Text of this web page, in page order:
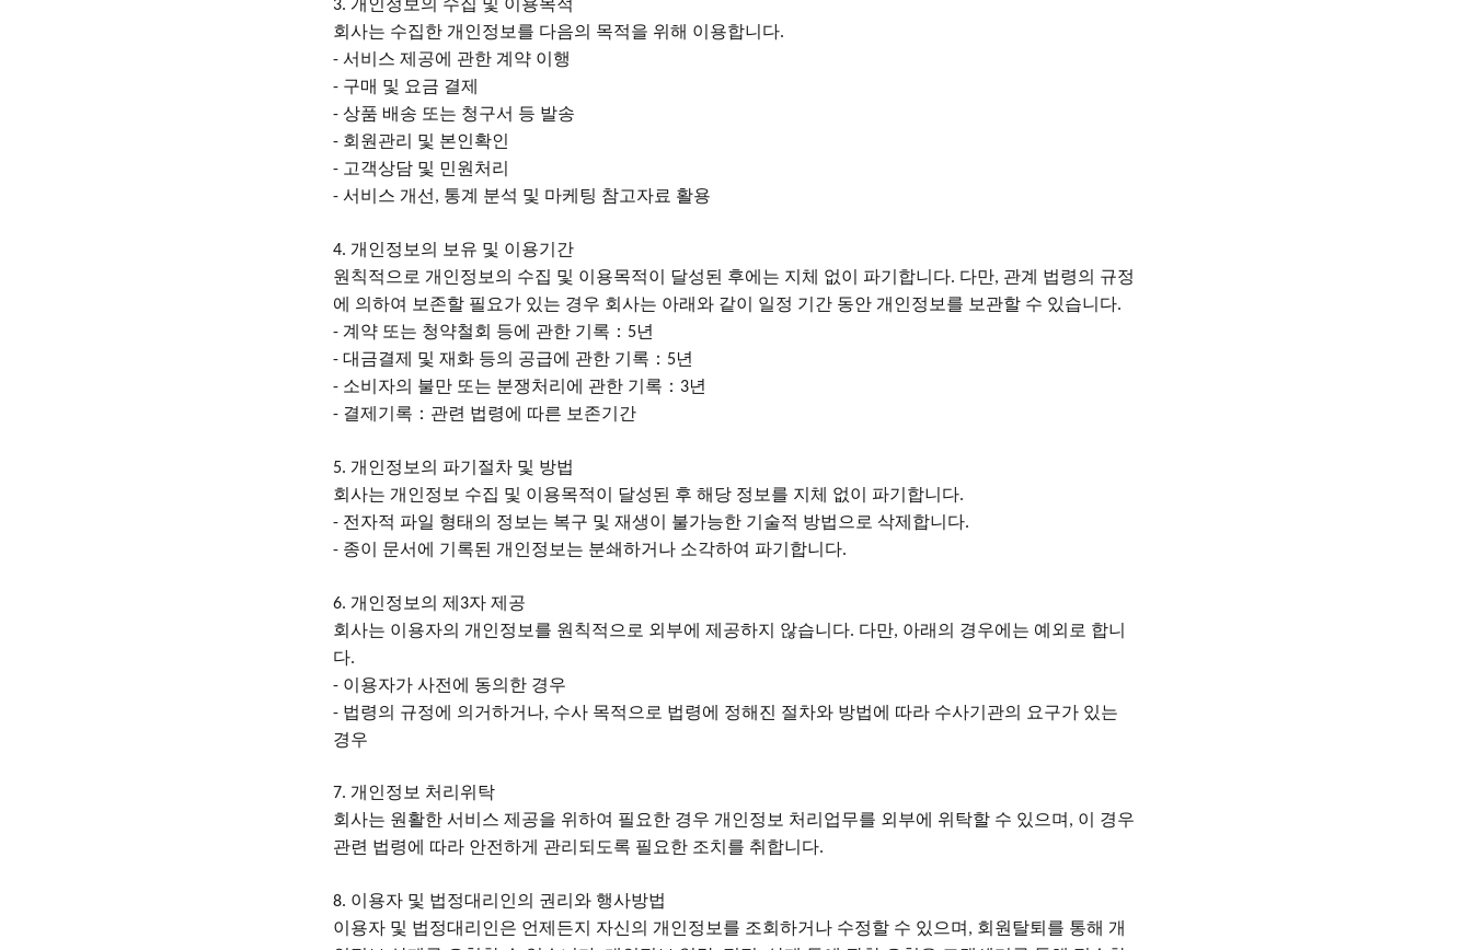
3. 개인정보의 수집 및 이용목적
회사는 수집한 개인정보를 다음의 목적을 위해 이용합니다.
- 서비스 제공에 관한 계약 이행
- 구매 및 요금 결제
- 상품 배송 또는 청구서 등 발송
- 회원관리 및 본인확인
- 고객상담 및 민원처리
- 서비스 개선 , 통계 분석 및 마케팅 참고자료 활용
4. 개인정보의 보유 및 이용기간
원칙적으로 개인정보의 수집 및 이용목적이 달성된 후에는 지체 없이 파기합니다. 다만, 관계 법령의 규정
에 의하여 보존할 필요가 있는 경우 회사는 아래와 같이 일정 기간 동안 개인정보를 보관할 수 있습니다.
- 계약 또는 청약철회 등에 관한 기록： 5년
- 대금결제 및 재화 등의 공급에 관한 기록： 5년
- 소비자의 불만 또는 분쟁처리에 관한 기록： 3년
- 결제기록：관련 법령에 따른 보존기간
5. 개인정보의 파기절차 및 방법
회사는 개인정보 수집 및 이용목적이 달성된 후 해당 정보를 지체 없이 파기합니다.
- 전자적 파일 형태의 정보는 복구 및 재생이 불가능한 기술적 방법으로 삭제합니다.
- 종이 문서에 기록된 개인정보는 분쇄하거나 소각하여 파기합니다.
6. 개인정보의 제 3자 제공
회사는 이용자의 개인정보를 원칙적으로 외부에 제공하지 않습니다. 다만, 아래의 경우에는 예외로 합니
다.
- 이용자가 사전에 동의한 경우
- 법령의 규정에 의거하거나, 수사 목적으로 법령에 정해진 절차와 방법에 따라 수사기관의 요구가 있는
경우
7. 개인정보 처리위탁
회사는 원활한 서비스 제공을 위하여 필요한 경우 개인정보 처리업무를 외부에 위탁할 수 있으며 , 이 경우
관련 법령에 따라 안전하게 관리되도록 필요한 조치를 취합니다.
8. 이용자 및 법정대리인의 권리와 행사방법
이용자 및 법정대리인은 언제든지 자신의 개인정보를 조회하거나 수정할 수 있으며 , 회원탈퇴를 통해 개